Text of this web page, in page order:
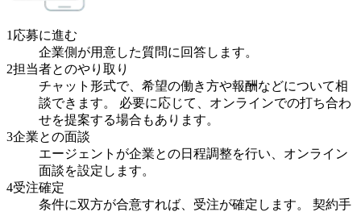
1 応募に進む
企業側が用意した質問に回答します。
2担当者とのやり取り
チャット形式で、希望の働き方や報酬などについて相
談できます。 必要に応じて、オンラインでの打ち合わ
せを提案する場合もあります。
3企業との面談
エージェントが企業との日程調整を行い、オンライン
面談を設定します。
4受注確定
条件に双方が合意すれば、受注が確定します。 契約手